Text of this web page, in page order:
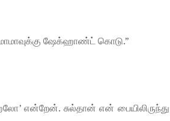
ஷேக்ஹாண்ட் கொடு.”
என்றேன். சுல்தான் என் பையிலிருந்து